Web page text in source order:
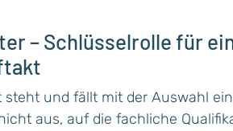
– Schlüsselrolle für
und fällt mit der Auswahl
aus, auf die fachliche